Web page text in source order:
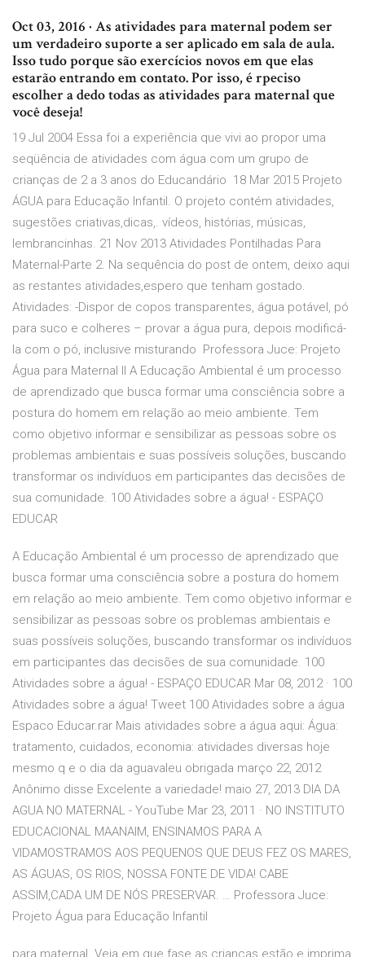
Oct 03, 2016 · As atividades para maternal podem ser
um verdadeiro suporte a ser aplicado em sala de aula.
Isso tudo porque são exercícios novos em que elas
estarão entrando em contato. Por isso, é rpeciso
escolher a dedo todas as atividades para maternal que
você deseja!
19 Jul 2004 Essa foi a experiência que vivi ao propor uma
seqüência de atividades com água com um grupo de
crianças de 2 a 3 anos do Educandário 18 Mar 2015 Projeto
ÁGUA para Educação Infantil. O projeto contém atividades,
sugestões criativas,dicas,. vídeos, histórias, músicas,
lembrancinhas. 21 Nov 2013 Atividades Pontilhadas Para
Maternal-Parte 2. Na sequência do post de ontem, deixo aqui
as restantes atividades,espero que tenham gostado.
Atividades: -Dispor de copos transparentes, água potável, pó
para suco e colheres – provar a água pura, depois modificá-
la com o pó, inclusive misturando Professora Juce: Projeto
Água para Maternal II A Educação Ambiental é um processo
de aprendizado que busca formar uma consciência sobre a
postura do homem em relação ao meio ambiente. Tem
como objetivo informar e sensibilizar as pessoas sobre os
problemas ambientais e suas possíveis soluções, buscando
transformar os indivíduos em participantes das decisões de
sua comunidade. 100 Atividades sobre a água! - ESPAÇO
EDUCAR
A Educação Ambiental é um processo de aprendizado que
busca formar uma consciência sobre a postura do homem
em relação ao meio ambiente. Tem como objetivo informar e
sensibilizar as pessoas sobre os problemas ambientais e
suas possíveis soluções, buscando transformar os indivíduos
em participantes das decisões de sua comunidade. 100
Atividades sobre a água! - ESPAÇO EDUCAR Mar 08, 2012 · 100
Atividades sobre a água! Tweet 100 Atividades sobre a água
Espaco Educar.rar Mais atividades sobre a água aqui: Água:
tratamento, cuidados, economia: atividades diversas hoje
mesmo q e o dia da aguavaleu obrigada março 22, 2012
Anônimo disse Excelente a variedade! maio 27, 2013 DIA DA
AGUA NO MATERNAL - YouTube Mar 23, 2011 · NO INSTITUTO
EDUCACIONAL MAANAIM, ENSINAMOS PARA A
VIDAMOSTRAMOS AOS PEQUENOS QUE DEUS FEZ OS MARES,
AS ÁGUAS, OS RIOS, NOSSA FONTE DE VIDA! CABE
ASSIM,CADA UM DE NÓS PRESERVAR. … Professora Juce:
Projeto Água para Educação Infantil